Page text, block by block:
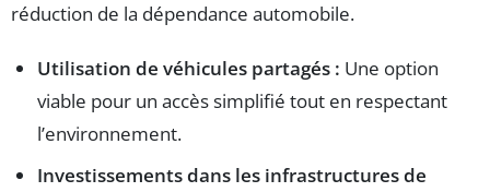
réduction de la dépendance automobile.
Utilisation de véhicules partagés : Une option
viable pour un accès simplifié tout en respectant
l’environnement.
Investissements dans les infrastructures de